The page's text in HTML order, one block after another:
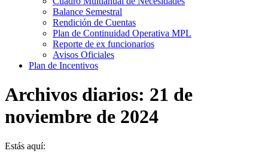
Balance Semestral
Rendición de Cuentas
Plan de Continuidad Operativa MPL
Reporte de ex funcionarios
Avisos Oficiales
Plan de Incentivos
Archivos diarios: 21 de
noviembre de 2024
Estás aquí: